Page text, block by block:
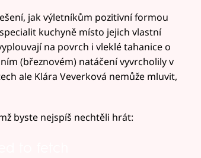
jak výletníkům pozitivní formou
kuchyně místo jejich vlastní
na povrch i vleklé tahanice o
(březnovém) natáčení vyvrcholily v
ale Klára Veverková nemůže mluvit,
byste nejspíš nechtěli hrát:
to fetch